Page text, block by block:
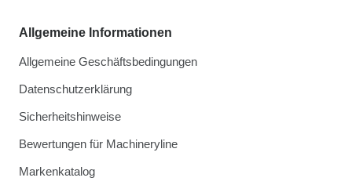
Allgemeine Informationen
Allgemeine Geschäftsbedingungen
Datenschutzerklärung
Sicherheitshinweise
Bewertungen für Machineryline
Markenkatalog